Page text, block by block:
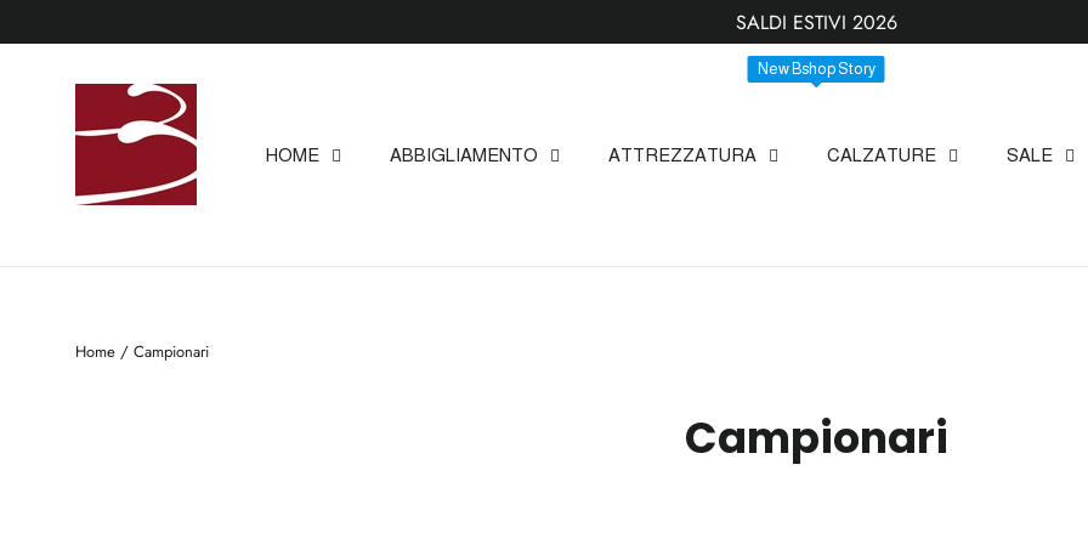
to
SALDI ESTIVI 2026
HOME ABBIGLIAMENTO ATTREZZATURA CALZATURE SALE
New
New Bshop Story
Home / Campionari
Campionari